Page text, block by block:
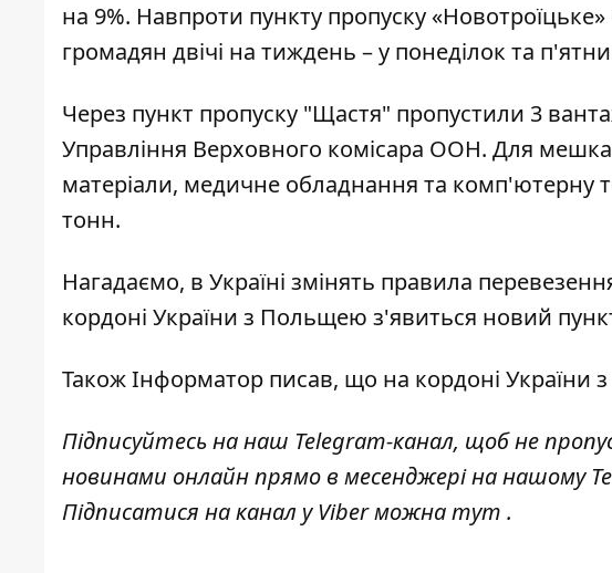
на 9%. Навпроти пункту пропуску
громадян двічі на тиждень – у понеділок та
Через пункт пропуску "Щастя" пропустили 3
Управління Верховного комісара ООН. Для
матеріали, медичне обладнання та комп'ютерну
тонн.
Нагадаємо, в Україні змінять правила
кордоні України з Польщею з'явиться новий
ТакожІнформатор писав, що на кордоні України
Підписуйтесь на наш Telegram-канал, щоб не
новинами онлайн прямо в месенджері на нашому
Підписатися на канал у Viber можнатут .